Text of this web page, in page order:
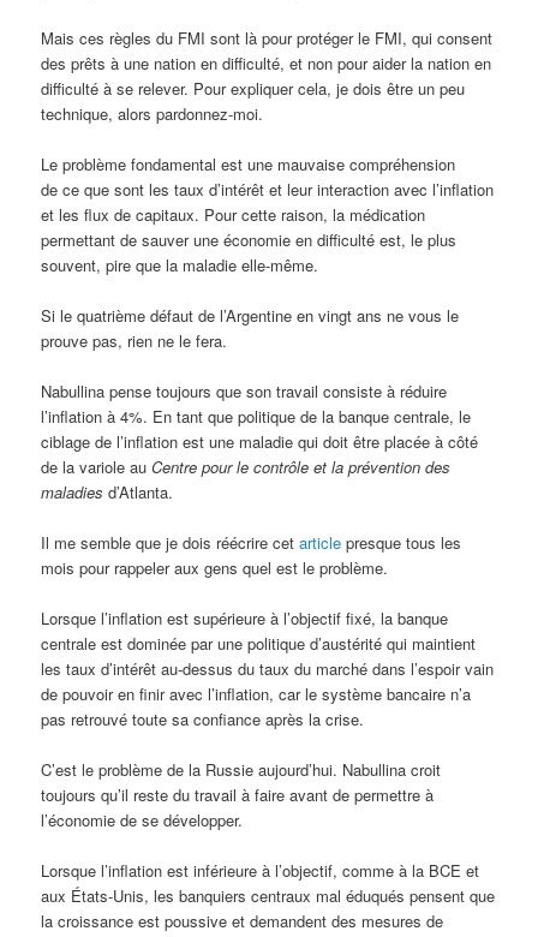
Mais ces règles du FMI sont là pour protéger le FMI, qui consent
des prêts à une nation en difficulté, et non pour aider la nation en
difficulté à se relever. Pour expliquer cela, je dois être un peu
technique, alors pardonnez-moi.
Le problème fondamental est une mauvaise compréhension
de ce que sont les taux d’intérêt et leur interaction avec l’inflation
et les flux de capitaux. Pour cette raison, la médication
permettant de sauver une économie en difficulté est, le plus
souvent, pire que la maladie elle-même.
Si le quatrième défaut de l’Argentine en vingt ans ne vous le
prouve pas, rien ne le fera.
Nabullina pense toujours que son travail consiste à réduire
l’inflation à 4%. En tant que politique de la banque centrale, le
ciblage de l’inflation est une maladie qui doit être placée à côté
de la variole auCentre pour le contrôle et la prévention des
maladies d’Atlanta.
Il me semble que je dois réécrire cetarticle presque tous les
mois pour rappeler aux gens quel est le problème.
Lorsque l’inflation est supérieure à l’objectif fixé, la banque
centrale est dominée par une politique d’austérité qui maintient
les taux d’intérêt au-dessus du taux du marché dans l’espoir vain
de pouvoir en finir avec l’inflation, car le système bancaire n’a
pas retrouvé toute sa confiance après la crise.
C’est le problème de la Russie aujourd’hui. Nabullina croit
toujours qu’il reste du travail à faire avant de permettre à
l’économie de se développer.
Lorsque l’inflation est inférieure à l’objectif, comme à la BCE et
aux États-Unis, les banquiers centraux mal éduqués pensent que
la croissance est poussive et demandent des mesures de